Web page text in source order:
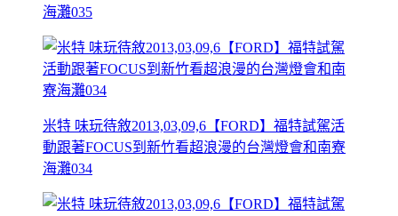
海灘035
米特 味玩待敘2013,03,09,6【FORD】福特試駕活
動跟著FOCUS到新竹看超浪漫的台灣燈會和南寮
海灘034